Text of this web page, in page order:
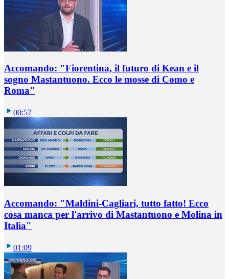
Accomando: "Fiorentina, il futuro di Kean e il
sogno Mastantuono. Ecco le mosse di Como e
Roma"
00:57
Accomando: "Maldini-Cagliari, tutto fatto! Ecco
cosa manca per l'arrivo di Mastantuono e Molina in
Italia"
01:09